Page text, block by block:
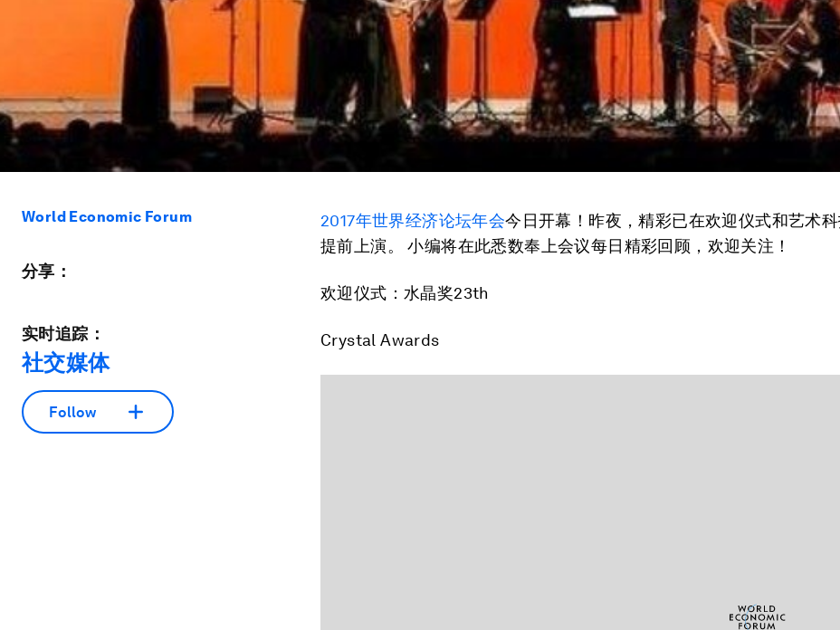
World Economic Forum
分享：
实时追踪：
社交媒体
Follow
2017年世界经济论坛年会今日开幕！昨夜，精彩已在欢迎仪式和艺术
提前上演。 小编将在此悉数奉上会议每日精彩回顾，欢迎关注！
欢迎仪式：水晶奖23th
Crystal Awards